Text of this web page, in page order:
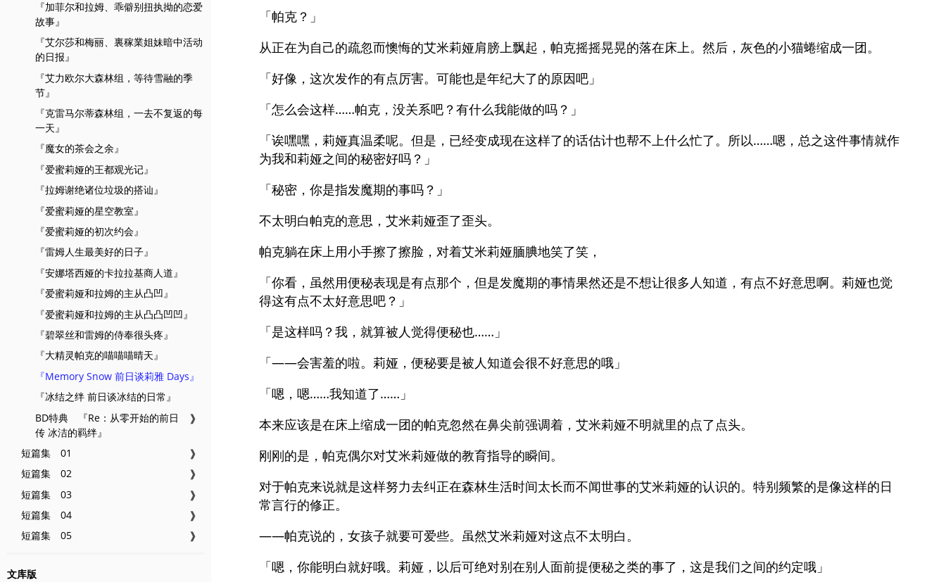
『加菲尔和拉姆、乖僻别扭执拗的恋爱
故事』
『艾尔莎和梅丽、裏稼業姐妹暗中活动
的日报』
『艾力欧尔大森林组，等待雪融的季
节』
『克雷马尔蒂森林组，一去不复返的每
一天』
『魔女的茶会之余』
『爱蜜莉娅的王都观光记』
『拉姆谢绝诸位垃圾的搭讪』
『爱蜜莉娅的星空教室』
『爱蜜莉娅的初次约会』
『雷姆人生最美好的日子』
『安娜塔西娅的卡拉拉基商人道』
『爱蜜莉娅和拉姆的主从凸凹』
『爱蜜莉娅和拉姆的主从凸凸凹凹』
『碧翠丝和雷姆的侍奉很头疼』
『大精灵帕克的喵喵喵晴天』
『Memory Snow 前日谈莉雅 Days』
『冰结之绊 前日谈冰结的日常』
BD特典 『Re：从零开始的前日
传 冰洁的羁绊』
❱
短篇集 01
❱
短篇集 02
❱
短篇集 03
❱
短篇集 04
❱
短篇集 05
❱
文库版
「帕克？」
从正在为自己的疏忽而懊悔的艾米莉娅肩膀上飘起，帕克摇摇晃晃的落在床上。然后，灰色的小猫蜷缩成一团。
「好像，这次发作的有点厉害。可能也是年纪大了的原因吧」
「怎么会这样……帕克，没关系吧？有什么我能做的吗？」
「诶嘿嘿，莉娅真温柔呢。但是，已经变成现在这样了的话估计也帮不上什么忙了。所以……嗯，总之这件事情就作
为我和莉娅之间的秘密好吗？」
「秘密，你是指发魔期的事吗？」
不太明白帕克的意思，艾米莉娅歪了歪头。
帕克躺在床上用小手擦了擦脸，对着艾米莉娅腼腆地笑了笑，
「你看，虽然用便秘表现是有点那个，但是发魔期的事情果然还是不想让很多人知道，有点不好意思啊。莉娅也觉
得这有点不太好意思吧？」
「是这样吗？我，就算被人觉得便秘也……」
「——会害羞的啦。莉娅，便秘要是被人知道会很不好意思的哦」
「嗯，嗯……我知道了……」
本来应该是在床上缩成一团的帕克忽然在鼻尖前强调着，艾米莉娅不明就里的点了点头。
刚刚的是，帕克偶尔对艾米莉娅做的教育指导的瞬间。
对于帕克来说就是这样努力去纠正在森林生活时间太长而不闻世事的艾米莉娅的认识的。特别频繁的是像这样的日
常言行的修正。
——帕克说的，女孩子就要可爱些。虽然艾米莉娅对这点不太明白。
「嗯，你能明白就好哦。莉娅，以后可绝对别在别人面前提便秘之类的事了，这是我们之间的约定哦」